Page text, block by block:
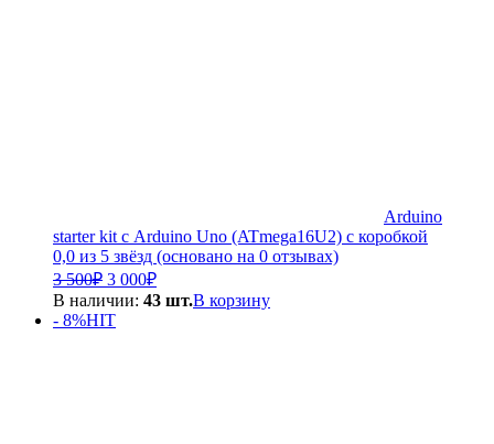
Arduino
starter kit с Arduino Uno (ATmega16U2) с коробкой
0,0 из 5 звёзд (основано на 0 отзывах)
3 500₽ Первоначальная
цена
составляла
3
3 000₽Текущая
цена:
В наличии: 43 шт.В корзину
- 8%HIT